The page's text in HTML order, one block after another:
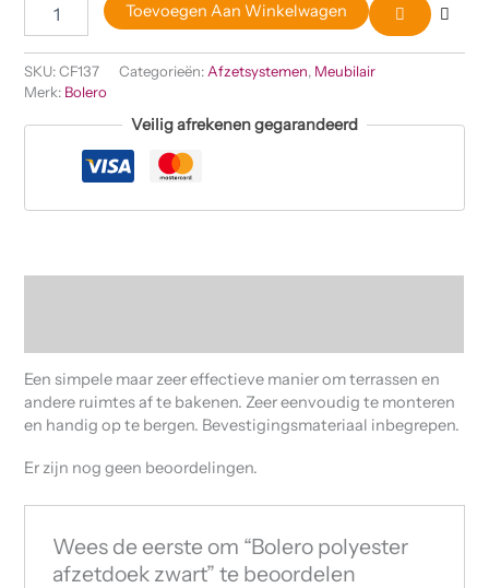
Toevoegen Aan Winkelwagen
SKU:CF137 Categorieën: Afzetsystemen, Meubilair
Merk: Bolero
Veilig afrekenen gegarandeerd
Een simpele maar zeer effectieve manier om terrassen en
andere ruimtes af te bakenen. Zeer eenvoudig te monteren
en handig op te bergen. Bevestigingsmateriaal inbegrepen.
Er zijn nog geen beoordelingen.
Wees de eerste om “Bolero polyester
afzetdoek zwart” te beoordelen